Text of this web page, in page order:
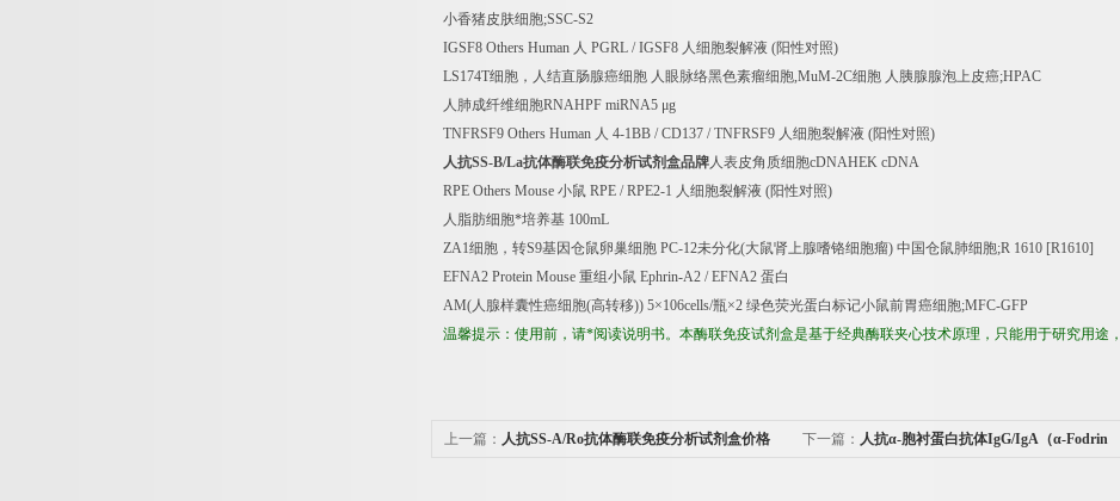
小香猪皮肤细胞;SSC-S2
IGSF8 Others Human 人 PGRL / IGSF8 人细胞裂解液 (阳性对照)
LS174T细胞，人结直肠腺癌细胞 人眼脉络黑色素瘤细胞,MuM-2C细胞 人胰腺腺泡上皮癌;HPAC
人肺成纤维细胞RNAHPF miRNA5 μg
TNFRSF9 Others Human 人 4-1BB / CD137 / TNFRSF9 人细胞裂解液 (阳性对照)
人抗SS-B/La抗体酶联免疫分析试剂盒品牌人表皮角质细胞cDNAHEK cDNA
RPE Others Mouse 小鼠 RPE / RPE2-1 人细胞裂解液 (阳性对照)
人脂肪细胞*培养基 100mL
ZA1细胞，转S9基因仓鼠卵巢细胞 PC-12未分化(大鼠肾上腺嗜铬细胞瘤) 中国仓鼠肺细胞;R 1610 [R1610]
EFNA2 Protein Mouse 重组小鼠 Ephrin-A2 / EFNA2 蛋白
AM(人腺样囊性癌细胞(高转移)) 5×106cells/瓶×2 绿色荧光蛋白标记小鼠前胃癌细胞;MFC-GFP
温馨提示：使用前，请*阅读说明书。本酶联免疫试剂盒是基于经典酶联夹心技术原理，只能用于研究用途
上一篇： 人抗SS-A/Ro抗体酶联免疫分析试剂盒价格 下一篇： 人抗α-胞衬蛋白抗体IgG/IgA（α-Fodrin